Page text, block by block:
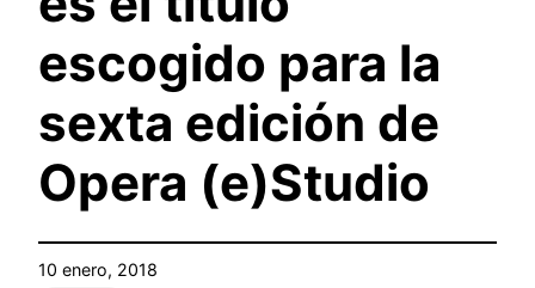
escogido para la
sexta edición de
Opera (e)Studio
10 enero, 2018